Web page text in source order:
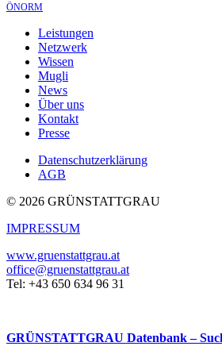
ÖNORM
Leistungen
Netzwerk
Wissen
Mugli
News
Über uns
Kontakt
Presse
Datenschutzerklärung
AGB
© 2026 GRÜNSTATTGRAU
IMPRESSUM
www.gruenstattgrau.at
office@gruenstattgrau.at
Tel: +43 650 634 96 31
GRÜNSTATTGRAU Datenbank –